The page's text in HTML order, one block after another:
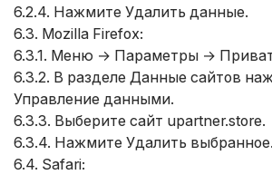
6.2.4. Нажмите Удалить данные.
6.3. Mozilla Firefox:
6.3.1. Меню → Параметры →
6.3.2. В разделе Данные сайтов
Управление данными.
6.3.3. Выберите сайт upartner.store.
6.3.4. Нажмите Удалить выбранное.
6.4. Safari: